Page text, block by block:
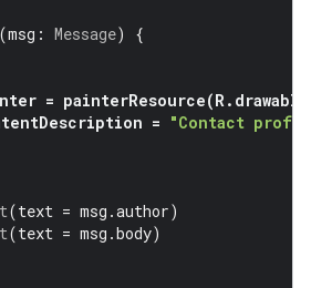
(msg : Message)
{
= painterResource(R. drawable
= "Contact
(text = msg .author)
(text = msg .body)